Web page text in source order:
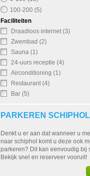
100-200 (5)
Faciliteiten
Draadloos internet (3)
Zwembad (2)
Sauna (1)
24-uurs receptie (4)
Airconditioning (1)
Restaurant (4)
Bar (5)
PARKEREN SCHIPHOL
Denkt u er aan dat wanneer u
naar schiphol komt u deze ook
parkeren? Dit kan eenvoudig bij
Bekijk snel en reserveer vooruit!